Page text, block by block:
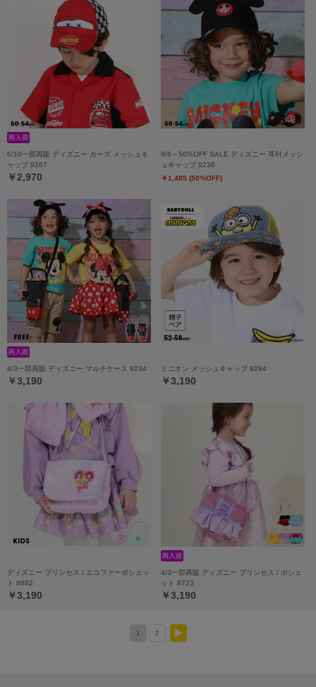
6/10一部再販 ディズニー カーズ メッシュキ
ャップ 9267
￥2,970
8/6～50%OFF SALE ディズニー 耳付メッシ
ュキャップ 9236
￥1,485 (50%OFF)
4/3一部再販 ディズニー マルチケース 9234
￥3,190
ミニオン メッシュキャップ 9294
￥3,190
ディズニー プリンセス / エコファーポシェッ
ト 8882
￥3,190
4/3一部再販 ディズニー プリンセス / ポシェ
ット 8723
￥3,190
1 2